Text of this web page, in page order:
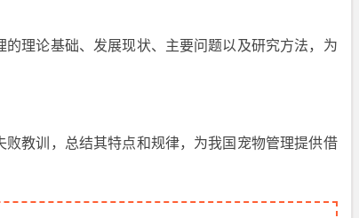
理论基础、发展现状、主要问题以及研究方法，为
教训，总结其特点和规律，为我国宠物管理提供借